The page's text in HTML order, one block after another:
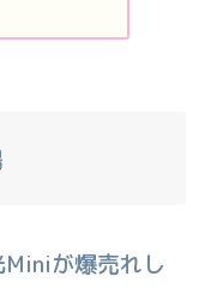
が爆売れし